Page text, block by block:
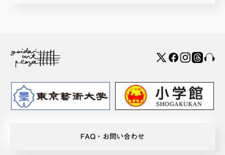
FAQ・お問い合わせ